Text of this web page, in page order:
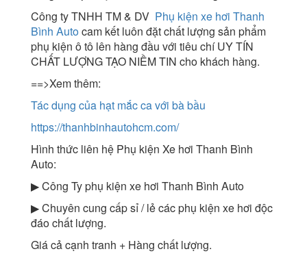
Công ty TNHH TM & DV Phụ kiện xe hơi Thanh
Bình Autocam kết luôn đặt chất lượng sản phẩm
phụ kiện ô tô lên hàng đầu với tiêu chí UY TÍN
CHẤT LƯỢNG TẠO NIỀM TIN cho khách hàng.
==>Xem thêm:
Tác dụng của hạt mắc ca với bà bầu
https://thanhbinhautohcm.com/
Hình thức liên hệ Phụ kiện Xe hơi Thanh Bình
Auto:
▶ Công Ty phụ kiện xe hơi Thanh Bình Auto
▶ Chuyên cung cấp sỉ / lẻ các phụ kiện xe hơi độc
đáo chất lượng.
Giá cả cạnh tranh + Hàng chất lượng.